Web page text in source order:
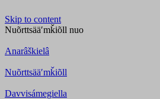
Skip to content
Nuõrttsääʹmǩiõll nuo
Anarâškielâ
Nuõrttsääʹmǩiõll
Davvisámegiella